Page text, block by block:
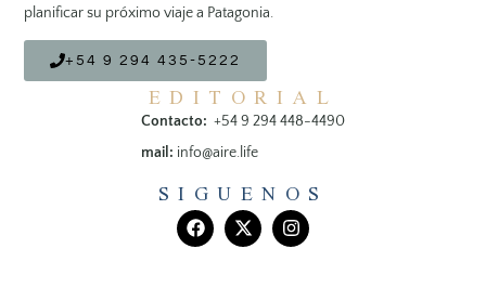
planificar su próximo viaje a Patagonia.
+54 9 294 435-5222
EDITORIAL
Contacto: +54 9 294 448-4490
mail: info@aire.life
SIGUENOS